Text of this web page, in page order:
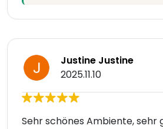
Justine Justine
2025.11.10
Sehr schönes Ambiente, sehr